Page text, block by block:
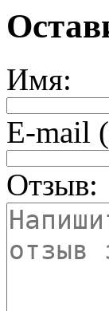
Имя:
E-mail
Отзыв: